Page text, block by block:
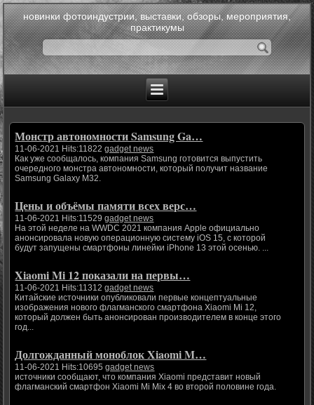
новинки фотоиндустрии, выставки, обзоры, мероприятия,
практикумы
Монстр автономности Samsung Ga…
11-06-2021 Hits:11822gadget news
Как уже сообщалось, компания Samsung готовится выпустить
очередного монстра автономности, который получит название
Samsung Galaxy M32.
Цены и объёмы памяти всех верс…
11-06-2021 Hits:11529gadget news
На этой неделе на WWDC 2021 компания Apple официально
анонсировала новую операционную систему iOS 15, с которой
будут запущены смартфоны линейки iPhone 13 этой осенью. ...
Xiaomi Mi 12 показали на первы…
11-06-2021 Hits:11312gadget news
Китайские источники опубликовали первые концептуальные
изображения нового флагманского смартфона Xiaomi Mi 12,
который должен быть анонсирован производителем в конце этого
год...
Долгожданный моноблок Xiaomi M…
11-06-2021 Hits:10695gadget news
источники сообщают, что компания Xiaomi представит новый
флагманский смартфон Xiaomi Mi Mix 4 во второй половине года.